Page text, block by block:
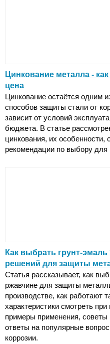
Цинкование металла -
цена
Цинкование остаётся одним
способов защиты стали от
зависит от условий
бюджета. В статье
цинкования, их
рекомендации по выбору для
Как выбрать грунт-
решений для защиты
Статья рассказывает, как
ржавчине для защиты
производстве, как работают
характеристики смотреть
примеры применения,
ответы на популярные
коррозии.